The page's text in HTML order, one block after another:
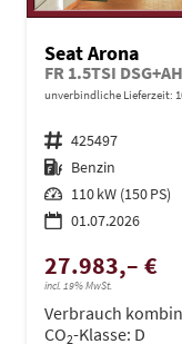
Seat Arona
FR 1.5TSI
unverbindliche Lieferzeit:
Fahrzeugnr. 425497
Kraftstoff Benzin
Leistung 110 kW (150 PS)
01.07.2026
27.983,– €
incl. 19% MwSt.
Verbrauch
CO2-Klasse: D